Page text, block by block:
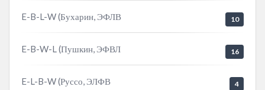
E-B-L-W (Бухарин, ЭФЛВ 10
E-B-W-L (Пушкин, ЭФВЛ 16
E-L-B-W (Руссо, ЭЛФВ 4